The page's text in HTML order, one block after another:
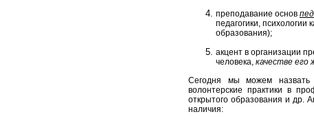
преподавание основ
педагогики,
образования);
акцент в организации
человека, качестве его
Сегодня мы можем назвать
волонтерские практики в
открытого образования и др.
наличия: